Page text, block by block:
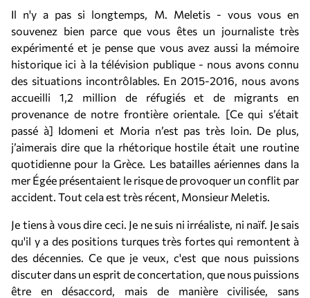
Il n'y a pas si longtemps, M. Meletis - vous vous en
souvenez bien parce que vous êtes un journaliste très
expérimenté et je pense que vous avez aussi la mémoire
historique ici à la télévision publique - nous avons connu
des situations incontrôlables. En 2015-2016, nous avons
accueilli 1,2 million de réfugiés et de migrants en
provenance de notre frontière orientale. [Ce qui s’était
passé à] Idomeni et Moria n’est pas très loin. De plus,
j’aimerais dire que la rhétorique hostile était une routine
quotidienne pour la Grèce. Les batailles aériennes dans la
mer Égée présentaient le risque de provoquer un conflit par
accident. Tout cela est très récent, Monsieur Meletis.
Je tiens à vous dire ceci. Je ne suis ni irréaliste, ni naïf. Je sais
qu'il y a des positions turques très fortes qui remontent à
des décennies. Ce que je veux, c'est que nous puissions
discuter dans un esprit de concertation, que nous puissions
être en désaccord, mais de manière civilisée, sans